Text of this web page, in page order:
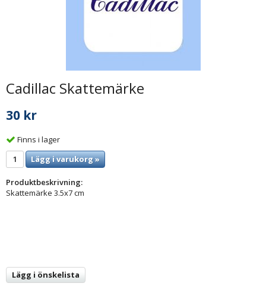
Cadillac Skattemärke
30 kr
Finns i lager
Lägg i varukorg »
Produktbeskrivning:
Skattemärke 3.5x7 cm
Lägg i önskelista